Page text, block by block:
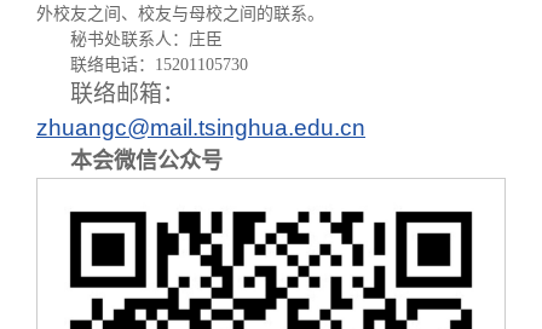
外校友之间、校友与母校之间的联系。
秘书处联系人：庄臣
联络电话：15201105730
联络邮箱：
zhuangc@mail.tsinghua.edu.cn
本会微信公众号